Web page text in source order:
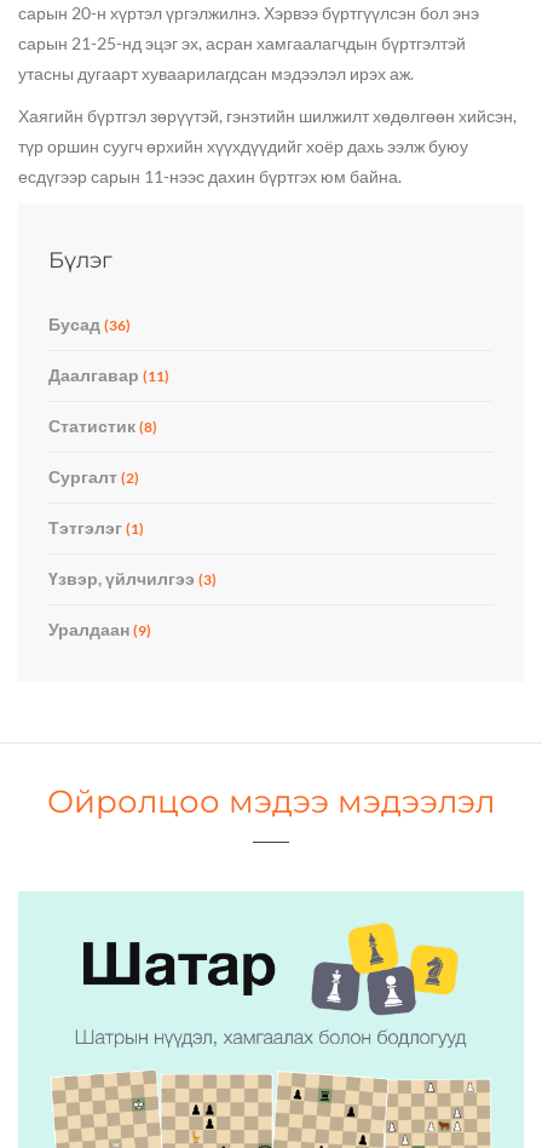
сарын 20-н хүртэл үргэлжилнэ. Хэрвээ бүртгүүлсэн бол энэ
сарын 21-25-нд эцэг эх, асран хамгаалагчдын бүртгэлтэй
утасны дугаарт хуваарилагдсан мэдээлэл ирэх аж.
Хаягийн бүртгэл зөрүүтэй, гэнэтийн шилжилт хөдөлгөөн хийсэн,
түр оршин суугч өрхийн хүүхдүүдийг хоёр дахь ээлж буюу
есдүгээр сарын 11-нээс дахин бүртгэх юм байна.
Бүлэг
Бусад (36)
Даалгавар (11)
Статистик (8)
Сургалт (2)
Тэтгэлэг (1)
Үзвэр, үйлчилгээ (3)
Уралдаан (9)
Ойролцоо мэдээ мэдээлэл